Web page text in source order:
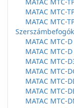
MATAC MTC-
MATAC MTC-
MATAC MTC-
MATAC MTC-
MATAC MTC-
MATAC MTC-
MATAC MTC-
MATAC MTC-
MATAC MTC-